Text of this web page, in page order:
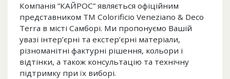
Компанія ”КАЙРОС” являється офіційним
представником ТМ Colorificio Veneziano & Deco
Terra в місті Самборі. Ми пропонуємо Вашій
увазі інтер’єрні та екстер’єрні матеріали,
різноманітні фактурні рішення, кольори і
відтінки, а також консультацію та технічну
підтримку при їх виборі.